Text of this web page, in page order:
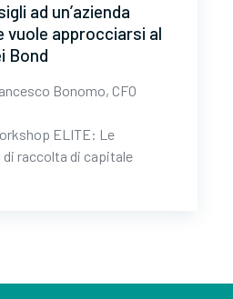
ad un’azienda
vuole approcciarsi al
Bond
Bonomo, CFO
ELITE: Le
raccolta di capitale